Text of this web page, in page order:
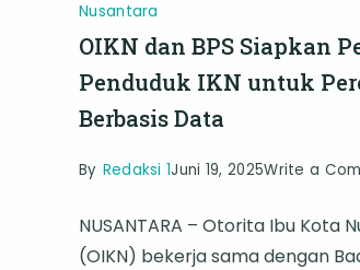
Nusantara
OIKN dan BPS Siapkan
Penduduk IKN untuk
Berbasis Data
By Redaksi 1Juni 19, 2025Write a
NUSANTARA – Otorita Ibu Kota
(OIKN) bekerja sama dengan